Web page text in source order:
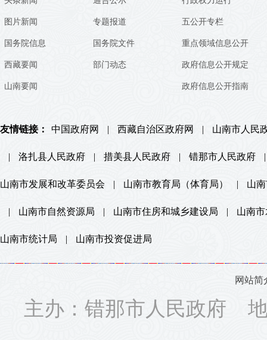
图片新闻
国务院信息
西藏要闻
山南要闻
专题报道
国务院文件
部门动态
五公开专栏
重点领域信息公开
政府信息公开规定
政府信息公开指南
友情链接： 中国政府网 | 西藏自治区政府网 | 山南市人民
| 洛扎县人民政府 | 措美县人民政府 | 错那市人民政府 |
山南市发展和改革委员会 | 山南市教育局（体育局） | 山
| 山南市自然资源局 | 山南市住房和城乡建设局 | 山南
山南市统计局 | 山南市投资促进局
网站简
主办：错那市人民政府